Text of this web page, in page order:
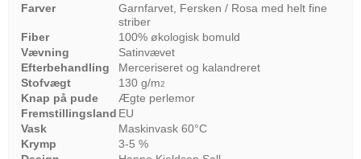
Farver
Garnfarvet, Fersken / Rosa med helt fine
striber
Fiber
100% økologisk bomuld
Vævning
Satinvævet
Efterbehandling
Merceriseret og kalandreret
Stofvægt
130 g/m2
Knap på pude
Ægte perlemor
Fremstillingsland EU
Vask
Maskinvask 60°C
Krymp
3-5 %